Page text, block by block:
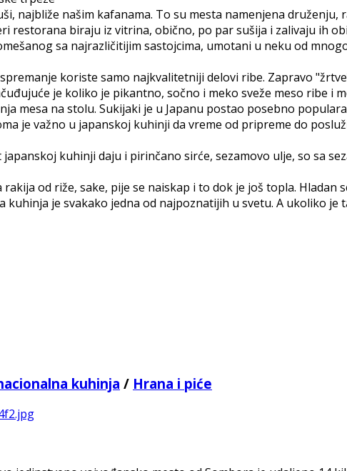
najbliže našim kafanama. To su mesta namenjena
restorana biraju iz vitrina, obično, po par sušija i zalivaju ih
sa najrazličitijim sastojcima, umotani u neku od
koriste samo najkvalitetniji delovi ribe. Zapravo
je koliko je pikantno, sočno i meko sveže meso ribe i
mesa na stolu. Sukijaki je u Japanu postao posebno
je važno u japanskoj kuhinji da vreme od pripreme do
kuhinji daju i pirinčano sirće, sezamovo ulje, so sa
od riže, sake, pije se naiskap i to dok je još topla. Hladan
kuhinja je svakako jedna od najpoznatijih u svetu. A ukoliko je
kuhinja / Hrana i piće